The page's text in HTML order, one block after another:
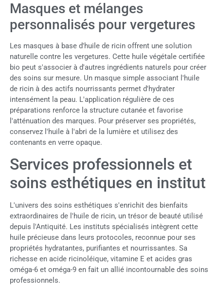
Masques et mélanges
personnalisés pour vergetures
Les masques à base d'huile de ricin offrent une solution
naturelle contre les vergetures. Cette huile végétale certifiée
bio peut s'associer à d'autres ingrédients naturels pour créer
des soins sur mesure. Un masque simple associant l'huile
de ricin à des actifs nourrissants permet d'hydrater
intensément la peau. L'application régulière de ces
préparations renforce la structure cutanée et favorise
l'atténuation des marques. Pour préserver ses propriétés,
conservez l'huile à l'abri de la lumière et utilisez des
contenants en verre opaque.
Services professionnels et
soins esthétiques en institut
L'univers des soins esthétiques s'enrichit des bienfaits
extraordinaires de l'huile de ricin, un trésor de beauté utilisé
depuis l'Antiquité. Les instituts spécialisés intègrent cette
huile précieuse dans leurs protocoles, reconnue pour ses
propriétés hydratantes, purifiantes et nourrissantes. Sa
richesse en acide ricinoléique, vitamine E et acides gras
oméga-6 et oméga-9 en fait un allié incontournable des soins
professionnels.